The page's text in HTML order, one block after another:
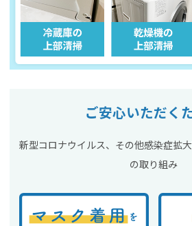
ご安心いただく
新型コロナウイルス、その他感染症拡
の取り組み